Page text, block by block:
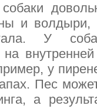
и волдыри,
У
на
у
Пес
а